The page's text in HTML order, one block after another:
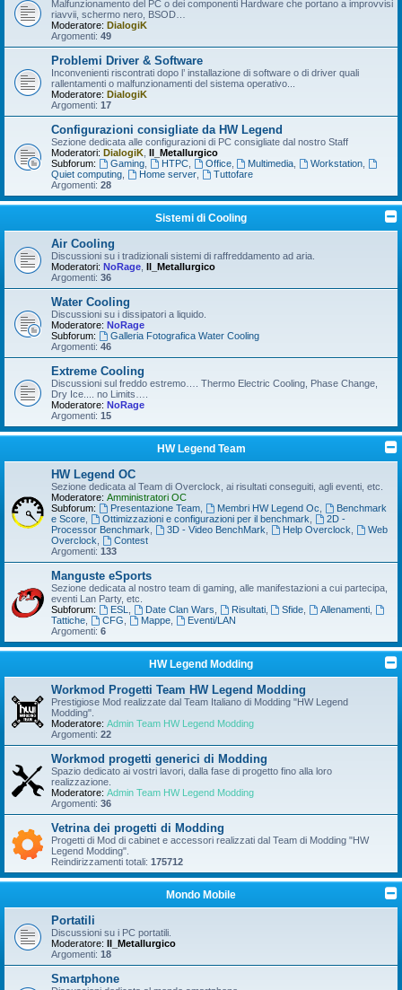
Malfunzionamento del PC o dei componenti Hardware che portano a improvvisi
riavvii, schermo nero, BSOD…
Moderatore: DialogiK
Argomenti: 49
Problemi Driver & Software
Inconvenienti riscontrati dopo l’ installazione di software o di driver quali
rallentamenti o malfunzionamenti del sistema operativo...
Moderatore: DialogiK
Argomenti: 17
Configurazioni consigliate da HW Legend
Sezione dedicata alle configurazioni di PC consigliate dal nostro Staff
Moderatori: DialogiK Il_Metallurgico
Subforum:
Gaming, HTPC, Office, Multimedia Workstation
Quiet computing
Home server,
Tuttofare
Argomenti: 28
Sistemi di Cooling
Air Cooling
Discussioni su i tradizionali sistemi di raffreddamento ad aria.
Moderatori: NoRage Il_Metallurgico
Argomenti: 36
Water Cooling
Discussioni su i dissipatori a liquido.
Moderatore: NoRage
Subforum:
Galleria Fotografica Water Cooling
Argomenti: 46
Extreme Cooling
Discussioni sul freddo estremo…. Thermo Electric Cooling, Phase Change,
Dry Ice.... no Limits….
Moderatore: NoRage
Argomenti: 15
HW Legend Team
HW Legend OC
Sezione dedicata al Team di Overclock, ai risultati conseguiti, agli eventi, etc.
Moderatore: Amministratori OC
Subforum:
Presentazione Team, Membri HW Legend Oc
Benchmark
e Score
Ottimizzazioni e configurazioni per il benchmark
2D -
Processor Benchmark
3D - Video BenchMark Help Overclock
Web
Overclock
Contest
Argomenti: 133
Manguste eSports
Sezione dedicata al nostro team di gaming, alle manifestazioni a cui partecipa,
eventi Lan Party, etc.
Subforum:
ESL Date Clan Wars Risultati, Sfide Allenamenti
Tattiche
CFG Mappe,
Eventi/LAN
Argomenti: 6
HW Legend Modding
Workmod Progetti Team HW Legend Modding
Prestigiose Mod realizzate dal Team Italiano di Modding "HW Legend
Modding".
Moderatore: Admin Team HW Legend Modding
Argomenti: 22
Workmod progetti generici di Modding
Spazio dedicato ai vostri lavori, dalla fase di progetto fino alla loro
realizzazione.
Moderatore: Admin Team HW Legend Modding
Argomenti: 36
Vetrina dei progetti di Modding
Progetti di Mod di cabinet e accessori realizzati dal Team di Modding "HW
Legend Modding".
Reindirizzamenti totali: 175712
Mondo Mobile
Portatili
Discussioni su i PC portatili.
Moderatore: Il_Metallurgico
Argomenti: 18
Smartphone